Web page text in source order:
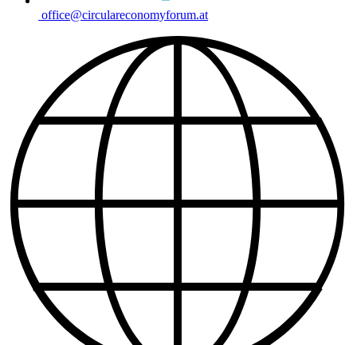
office@circulareconomyforum.at